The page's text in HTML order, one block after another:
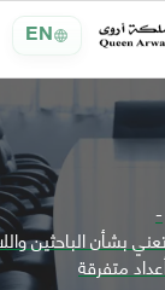
EN
بشأن الباحثين
متفرقة